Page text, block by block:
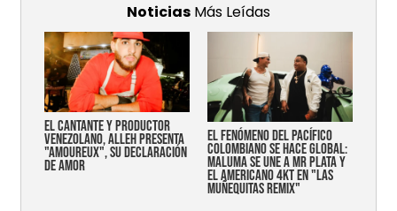
Noticias Más Leídas
EL CANTANTE Y PRODUCTOR
VENEZOLANO, ALLEH PRESENTA
"AMOUREUX", SU DECLARACIÓN
DE AMOR
EL FENÓMENO DEL PACÍFICO
COLOMBIANO SE HACE GLOBAL:
MALUMA SE UNE A MR PLATA Y
EL AMERICANO 4KT EN "LAS
MUÑEQUITAS REMIX"